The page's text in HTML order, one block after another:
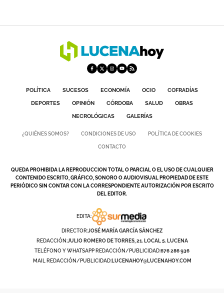
POLÍTICA SUCESOS ECONOMÍA OCIO
COFRADÍAS
DEPORTES
OPINIÓN CÓRDOBA SALUD
OBRAS
NECROLÓGICAS
GALERÍAS
¿QUIÉNES SOMOS? CONDICIONES DE USO POLÍTICA DE COOKIES
CONTACTO
QUEDA PROHIBIDA LA REPRODUCCION TOTAL O PARCIAL O EL USO DE CUALQUIER
CONTENIDO ESCRITO, GRÁFICO, SONORO O AUDIOVISUAL PROPIEDAD DE ESTE
PERIÓDICO SIN CONTAR CON LA CORRESPONDIENTE AUTORIZACIÓN POR ESCRITO
DEL EDITOR.
EDITA:
DIRECTOR:JOSÉ MARÍA GARCÍA SÁNCHEZ
REDACCIÓN:JULIO ROMERO DE TORRES, 21. LOCAL 5. LUCENA
TELÉFONO Y WHATSAPP REDACCIÓN/PUBLICIDAD:676 286 936
MAIL REDACCIÓN/PUBLICIDAD:LUCENAHOY@LUCENAHOY.COM